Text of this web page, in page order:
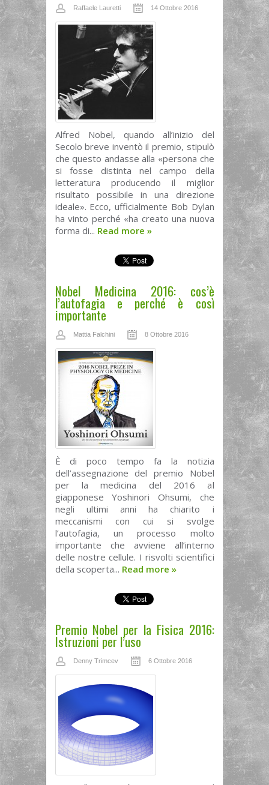
Raffaele Lauretti 14 Ottobre 2016
Alfred Nobel, quando all’inizio del
Secolo breve inventò il premio, stipulò
che questo andasse alla «persona che
si fosse distinta nel campo della
letteratura producendo il miglior
risultato possibile in una direzione
ideale». Ecco, ufficialmente Bob Dylan
ha vinto perché «ha creato una nuova
forma di... Read more »
Nobel Medicina 2016: cos’è
l’autofagia e perché è così
importante
Mattia Falchini 8 Ottobre 2016
È di poco tempo fa la notizia
dell’assegnazione del premio Nobel
per la medicina del 2016 al
giapponese Yoshinori Ohsumi, che
negli ultimi anni ha chiarito i
meccanismi con cui si svolge
l’autofagia, un processo molto
importante che avviene all’interno
delle nostre cellule. I risvolti scientifici
della scoperta... Read more »
Premio Nobel per la Fisica 2016:
Istruzioni per l’uso
Denny Trimcev 6 Ottobre 2016